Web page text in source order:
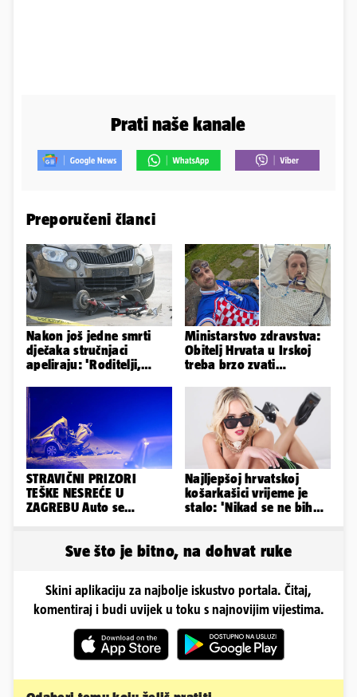
Prati naše kanale
Preporučeni članci
Nakon još jedne smrti
dječaka stručnjaci
apeliraju: 'Roditelji,
igračke'
Ministarstvo zdravstva:
Obitelj Hrvata u Irskoj
treba brzo zvati
STRAVIČNI PRIZORI
TEŠKE NESREĆE U
ZAGREBU Auto se
Najljepšoj hrvatskoj
košarkašici vrijeme je
stalo: 'Nikad se ne bih
Sve što je bitno, na dohvat ruke
Skini aplikaciju za najbolje iskustvo portala. Čitaj,
komentiraj i budi uvijek u toku s najnovijim vijestima.